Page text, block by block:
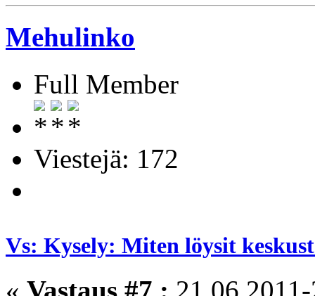
Mehulinko
Full Member
Viestejä: 172
Vs: Kysely: Miten löysit